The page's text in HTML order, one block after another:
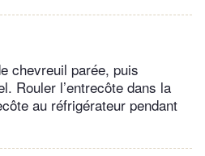
chevreuil parée, puis
Rouler l’entrecôte dans la
au réfrigérateur pendant